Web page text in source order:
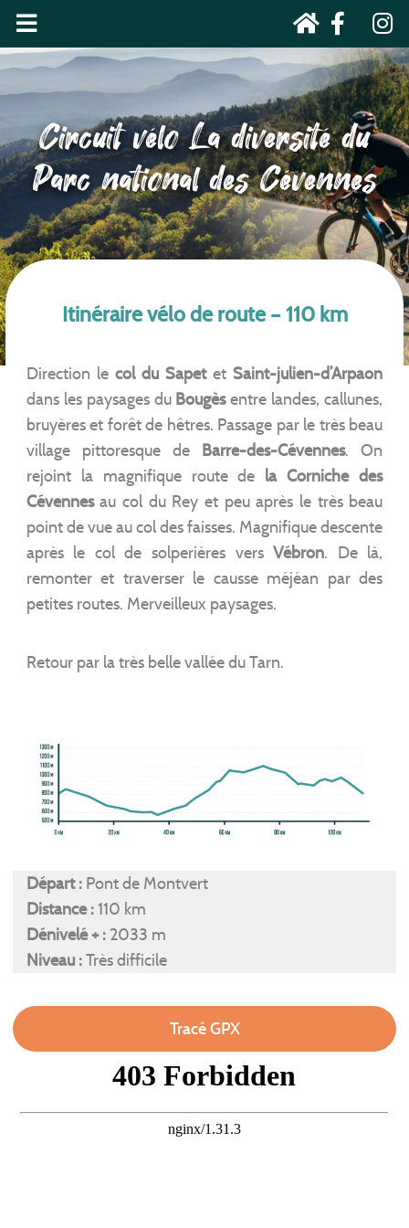
Circuit vélo La diversité du
Parc national des Cévennes
Itinéraire vélo de route – 110 km
Direction le col du SapetetSaint-julien-d’Arpaon
dans les paysages du Bougèsentre landes, callunes,
bruyères et forêt de hêtres. Passage par le très beau
village pittoresque de Barre-des-Cévennes. On
rejoint la magnifique route de la Corniche des
Cévennesau col du Rey et peu après le très beau
point de vue au col des faisses. Magnifique descente
après le col de solperières versVébron. De là,
remonter et traverser le causse méjéan par des
petites routes. Merveilleux paysages.
Retour par la très belle vallée du Tarn.
Départ :Pont de Montvert
Distance :110 km
Dénivelé + : 2033 m
Niveau :Très difficile
Tracé GPX